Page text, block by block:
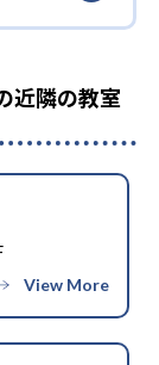
近隣の教室